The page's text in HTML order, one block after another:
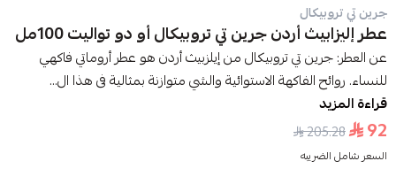
جرين تي تروبيكال
عطر إليزابيث أردن جرين تي تروبيكال أو دو تواليت 100مل
عن العطر: جرين تي تروبيكال من إيلزبيث أردن هو عطر أروماتي فاكهي
للنساء. روائح الفاكهة الاستوائية والشي متوازنة بمثالية فى هذا ال...
قراءة المزيد
92
205.28
السعر شامل الضريبه